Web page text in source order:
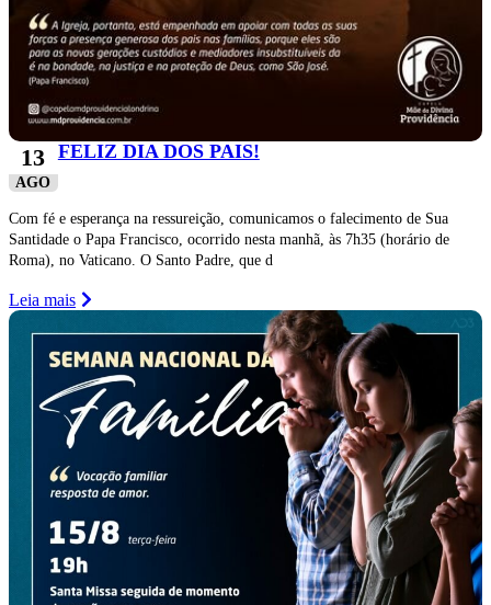
13
AGO
FELIZ DIA DOS PAIS!
Com fé e esperança na ressureição, comunicamos o falecimento de Sua
Santidade o Papa Francisco, ocorrido nesta manhã, às 7h35 (horário de
Roma), no Vaticano. O Santo Padre, que d
Leia mais